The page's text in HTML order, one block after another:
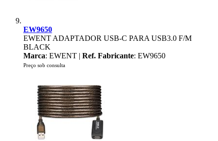
EW9650
EWENT ADAPTADOR USB-C PARA USB3.0 F/M
BLACK
Marca: EWENT | Ref. Fabricante: EW9650
Preço sob consulta